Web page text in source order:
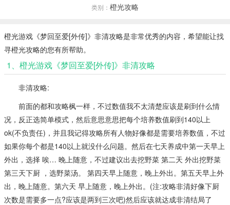
类别： 橙光攻略
橙光游戏《梦回至爱[外传]》非清攻略是非常优秀的内容，希望能让找
寻橙光攻略的您有所帮助。
1、橙光游戏《梦回至爱[外传]》非清攻略
非清攻略:
前面的都和攻略枫一样，不过数值我不太清楚应该是刷到什么情
况，反正选简单模式，然后意思意思把每个培养数值刷到140以上
ok(不负责任)，并且我记得攻略所有人物好像都是需要培养数值，不过
如果你每个都是140以上就没什么问题。然后在七天养成中第一天早上
外出，选择 唉… 晚上随意，不过建议出去挖野菜 第二天 外出挖野菜
第三天下厨 ，选野菜汤。 第四天早上随意，晚上外出。第五天早上外
出，晚上随意。第六天 早上随意，晚上外出。(注:攻略非清好像下厨
次数是需要多一点?应该是两到三次吧)然后应该就达成非清结局了